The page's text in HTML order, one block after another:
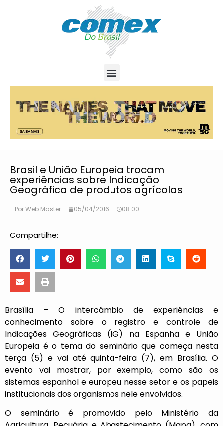
Brasil e União Europeia trocam
experiências sobre Indicação
Geográfica de produtos agrícolas
PorWeb Master 05/04/2016 08:00
Compartilhe:
Brasília – O intercâmbio de experiências e
conhecimento sobre o registro e controle de
Indicações Geográficas (IG) na Espanha e União
Europeia é o tema do seminário que começa nesta
terça (5) e vai até quinta-feira (7), em Brasília. O
evento vai mostrar, por exemplo, como são os
sistemas espanhol e europeu nesse setor e os papeis
institucionais dos organismos nele envolvidos.
O seminário é promovido pelo Ministério da